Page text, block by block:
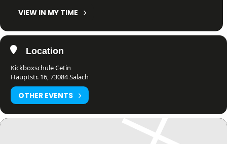
VIEW IN MY TIME
Location
Kickboxschule Cetin
Hauptstr. 16, 73084 Salach
OTHER EVENTS